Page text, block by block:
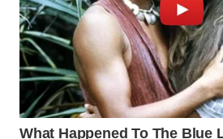
WN
BOROBUDUR
WN
MADURA